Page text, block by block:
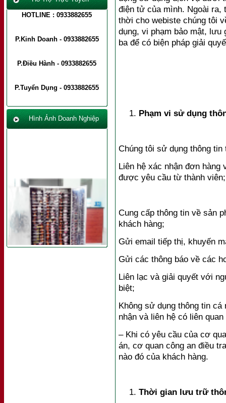
HOTLINE : 0933882655
P.Kinh Doanh - 0933882655
P.Điều Hành - 0933882655
P.Tuyển Dụng - 0933882655
Hình Ảnh Doanh Nghiệp
điện tử của mình. Ngoài ra,
thời cho webiste chúng tôi
dụng, vi phạm bảo mật, lưu
ba để có biện pháp giải
Phạm vi sử dụng
Chúng tôi sử dụng thông
Liên hệ xác nhận đơn hàng
được yêu cầu từ thành viên;
Cung cấp thông tin về sản
khách hàng;
Gửi email tiếp thị, khuyến
Gửi các thông báo về các
Liên lạc và giải quyết với
biệt;
Không sử dụng thông tin
nhận và liên hệ có liên
– Khi có yêu cầu của cơ
án, cơ quan công an điều
nào đó của khách hàng.
Thời gian lưu trữ